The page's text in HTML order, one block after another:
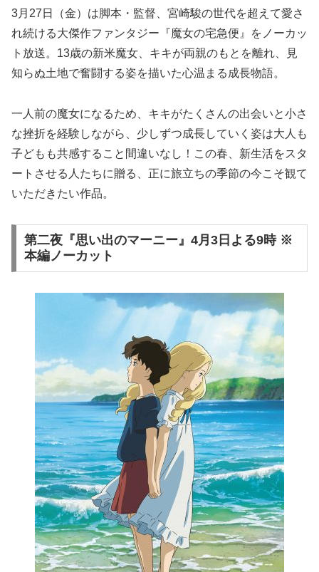
3月27日（金）は脚本・監督、宮崎駿の世代を超えて愛さ
れ続ける大傑作ファンタジー『魔女の宅急便』をノーカッ
ト放送。13歳の新米魔女、キキが両親のもとを離れ、見
知らぬ土地で奮闘する姿を描いた心温まる成長物語。
一人前の魔女になるため、キキがたくさんの出会いと小さ
な挫折を経験しながら、少しずつ成長していく姿は大人も
子どもも共感すること間違いなし！この春、新生活をスタ
ートさせる人たちに贈る、正に旅立ちの季節の今こそ観て
いただきたい作品。
第二夜『思い出のマーニー』4月3日よる9時 ※
本編ノーカット